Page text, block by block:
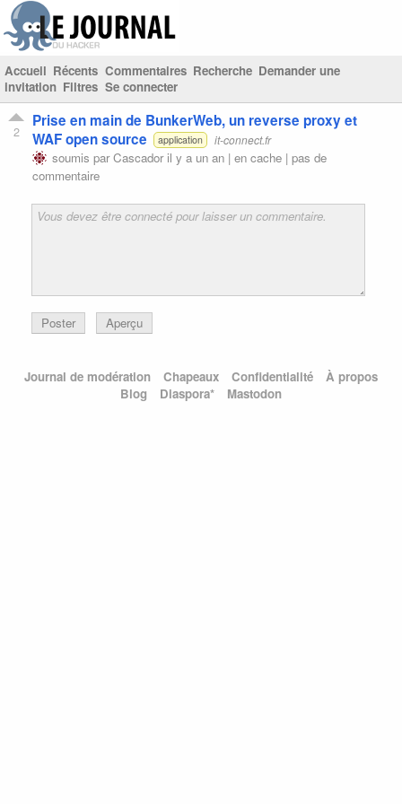
Accueil Récents Commentaires Recherche Demander une
invitation Filtres Se connecter
2
Prise en main de BunkerWeb, un reverse proxy et
WAF open source
application it-connect.fr
soumis parCascadoril y a un an | en cache | pas de
commentaire
Poster Aperçu
Journal de modération Chapeaux Confidentialité
À propos
Blog
Diaspora* Mastodon